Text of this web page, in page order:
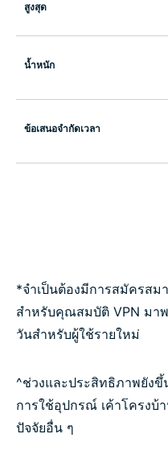
สูงสุด
น้ำหนัก
ข้อเสนอจำกัดเวลา
*จำเป็นต้องมีการสมัครสม
สำหรับคุณสมบัติ VPN มา
วันสำหรับผู้ใช้รายใหม่
^ช่วงและประสิทธิภาพยังขึ้
การใช้อุปกรณ์ เค้าโครงบ้
ปัจจัยอื่น ๆ